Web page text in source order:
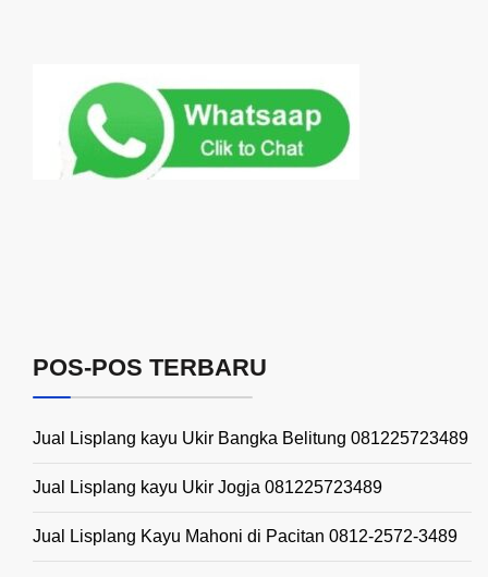
POS-POS TERBARU
Jual Lisplang kayu Ukir Bangka Belitung 081225723489
Jual Lisplang kayu Ukir Jogja 081225723489
Jual Lisplang Kayu Mahoni di Pacitan 0812-2572-3489